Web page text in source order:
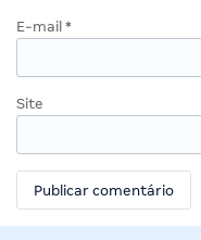
E-mail *
Site